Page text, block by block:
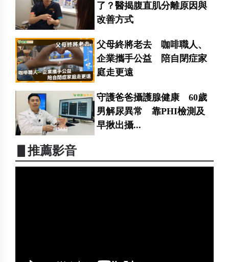
了？醫揭腹直肌分離原因與
改善方式
父母終將老去 咖啡職人、
企業攜手公益 陪自閉症家
庭走更遠
守護爸爸攝護腺健康 60歲
男解尿異常 靠PHI檢測及
早揪出攝...
▋推薦影音